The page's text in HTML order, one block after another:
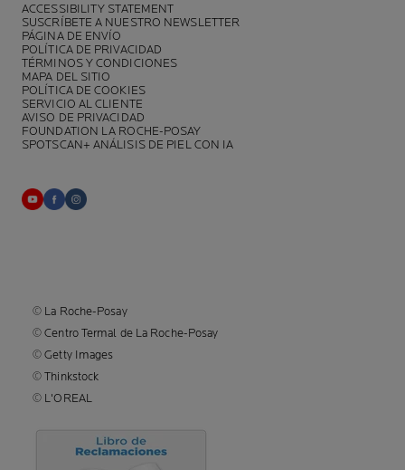
ACCESSIBILITY STATEMENT
SUSCRÍBETE A NUESTRO NEWSLETTER
PÁGINA DE ENVÍO
POLÍTICA DE PRIVACIDAD
TÉRMINOS Y CONDICIONES
MAPA DEL SITIO
POLÍTICA DE COOKIES
SERVICIO AL CLIENTE
AVISO DE PRIVACIDAD
FOUNDATION LA ROCHE-POSAY
SPOTSCAN+ ANÁLISIS DE PIEL CON IA
© La Roche-Posay
© Centro Termal de La Roche-Posay
© Getty Images
© Thinkstock
© L'OREAL